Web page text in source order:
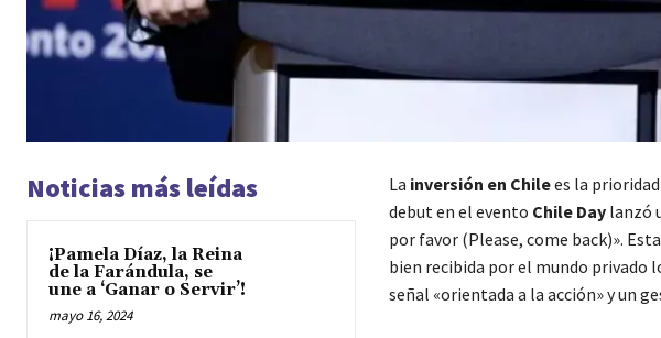
Noticias más leídas
¡Pamela Díaz, la Reina
de la Farándula, se
une a ‘Ganar o Servir’!
mayo 16, 2024
La inversión en Chilees la
debut en el evento Chile Daylanzó
por favor (Please, come back)».
bien recibida por el mundo privado
señal «orientada a la acción» y un